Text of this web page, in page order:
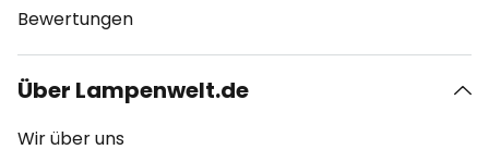
Bewertungen
Über Lampenwelt.de
Wir über uns